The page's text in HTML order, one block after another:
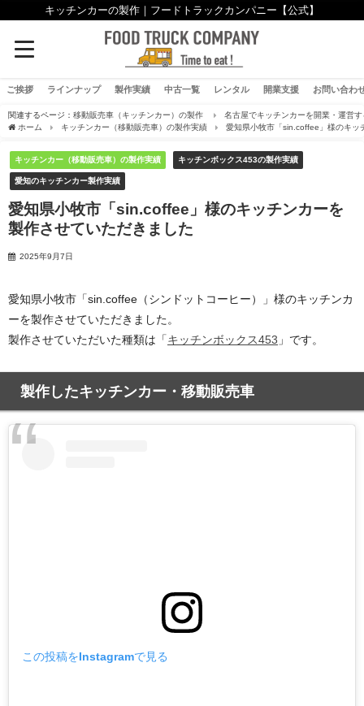
キッチンカーの製作｜フードトラックカンパニー【公式】
ご挨拶 ラインナップ 製作実績 中古一覧 レンタル 開業支援 お問い合わ
関連するページ： 移動販売車（キッチンカー）の製作
名古屋でキッチンカーを開業・運営
ホーム
キッチンカー（移動販売車）の製作実績 愛知県小牧市「sin.coffee」様のキッ
キッチンカー（移動販売車）の製作実績 キッチンボックス453の製作実績
愛知のキッチンカー製作実績
愛知県小牧市「sin.coffee」様のキッチンカーを
製作させていただきました
2025年9月7日
愛知県小牧市「sin.coffee（シンドットコーヒー）」様のキッチンカ
ーを製作させていただきました。
製作させていただいた種類は「 キッチンボックス453 」です。
製作したキッチンカー・移動販売車
この投稿をInstagramで見る